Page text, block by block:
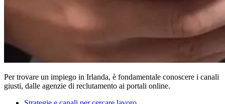
Per trovare un impiego in Irlanda, è fondamentale conoscere i canali
giusti, dalle agenzie di reclutamento ai portali online.